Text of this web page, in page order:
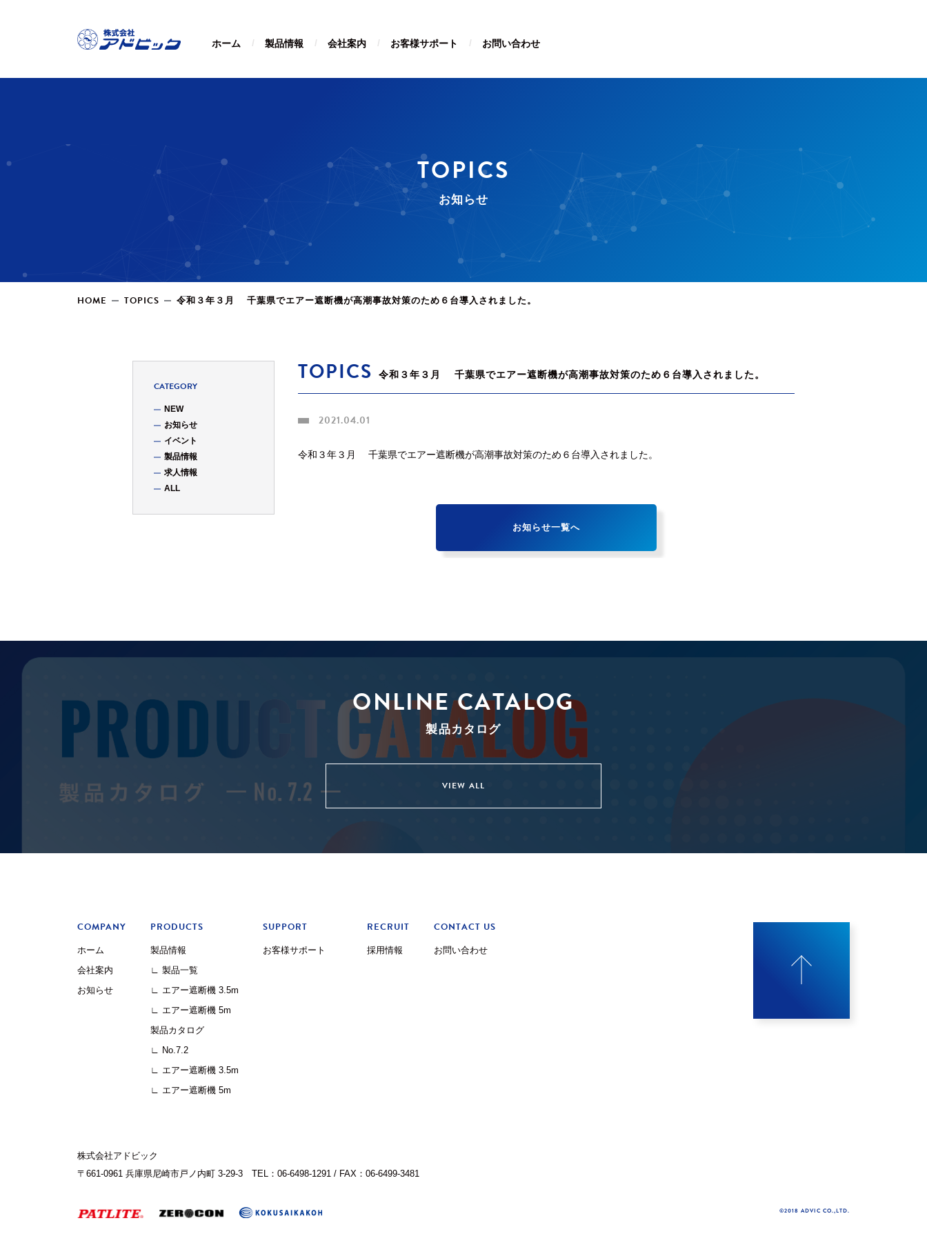
ホーム 製品情報 会社案内 お客様サポート お問い合わせ
TOPICS
お知らせ
HOME TOPICS 令和３年３月 千葉県でエアー遮断機が高潮事故対策のため６台導入されました。
TOPICS 令和３年３月 千葉県でエアー遮断機が高潮事故対策のため６台導入されました。
2021.04.01
令和３年３月 千葉県でエアー遮断機が高潮事故対策のため６台導入されました。
お知らせ一覧へ
CATEGORY
NEW
お知らせ
イベント
製品情報
求人情報
ALL
ONLINE CATALOG
製品カタログ
VIEW ALL
COMPANY
ホーム
会社案内
お知らせ
PRODUCTS
製品情報
∟ 製品一覧
∟ エアー遮断機 3.5m
∟ エアー遮断機 5m
製品カタログ
∟ No.7.2
∟ エアー遮断機 3.5m
∟ エアー遮断機 5m
SUPPORT
お客様サポート
RECRUIT
採用情報
CONTACT US
お問い合わせ
株式会社アドビック
〒661-0961 兵庫県尼崎市戸ノ内町 3-29-3 TEL：06-6498-1291 / FAX：06-6499-3481
©2018 ADVIC CO.,LTD.